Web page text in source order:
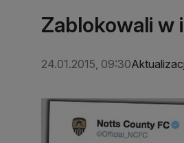
Zablokowali w
24.01.2015, 09:30